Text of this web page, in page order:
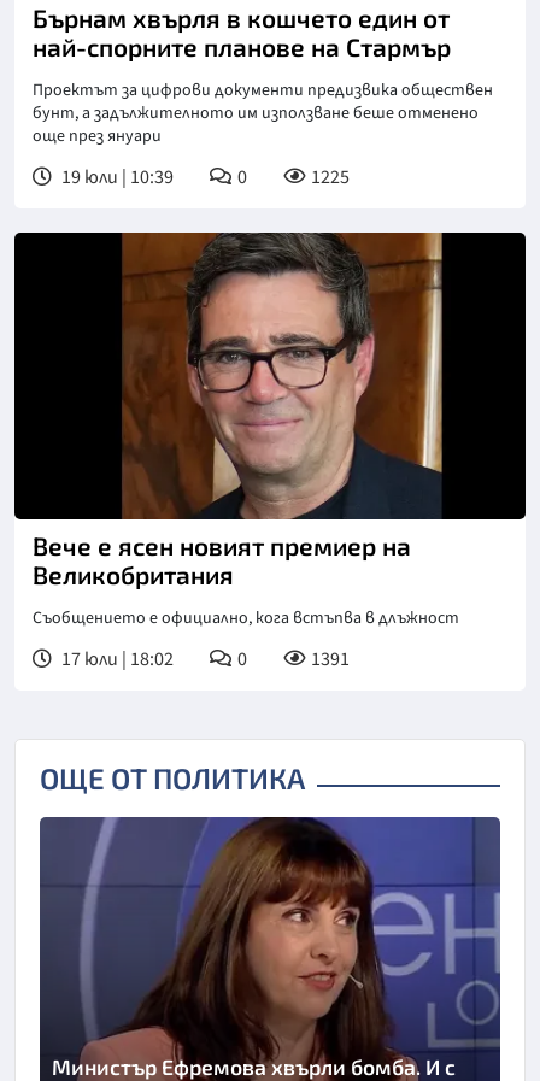
Бърнам хвърля в кошчето един от
най-спорните планове на Стармър
Проектът за цифрови документи предизвика обществен
бунт, а задължителното им използване беше отменено
още през януари
19 юли | 10:39 0 1225
Вече е ясен новият премиер на
Великобритания
Съобщението е официално, кога встъпва в длъжност
17 юли | 18:02 0 1391
ОЩЕ ОТ ПОЛИТИКА
Министър Ефремова хвърли бомба. И с